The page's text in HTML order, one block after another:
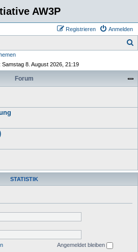
AW3P
Anmelden
Registrieren
Samstag 8. August 2026, 21:19
Forum
STATISTIK
Angemeldet bleiben